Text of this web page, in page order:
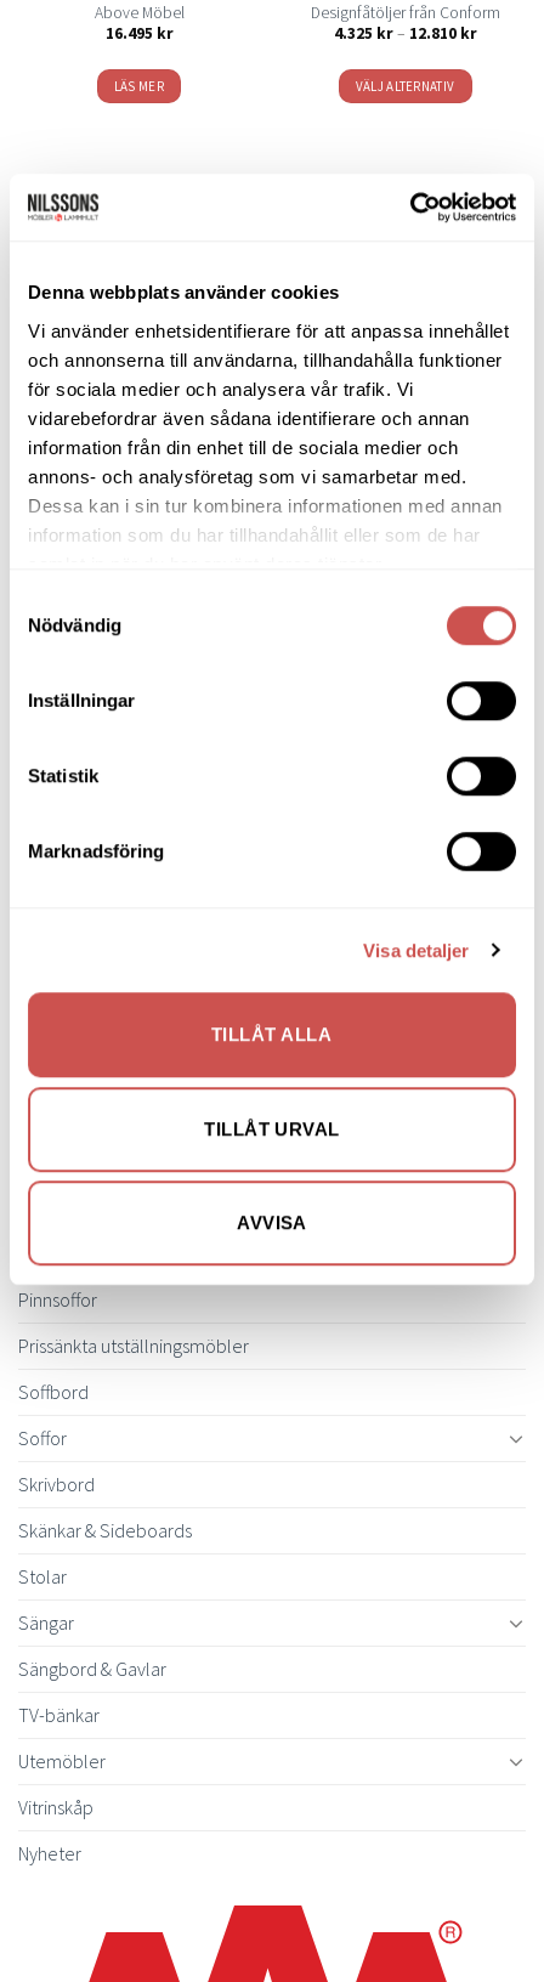
Denna webbplats använder cookies
Vi använder enhetsidentifierare för att anpassa innehållet
och annonserna till användarna, tillhandahålla funktioner
för sociala medier och analysera vår trafik. Vi
vidarebefordrar även sådana identifierare och annan
information från din enhet till de sociala medier och
annons- och analysföretag som vi samarbetar med.
Dessa kan i sin tur kombinera informationen med annan
information som du har tillhandahållit eller som de har
Nödvändig
Inställningar
Statistik
Marknadsföring
Visa detaljer
TILLÅT ALLA
TILLÅT URVAL
AVVISA
Above Möbel
16.495 kr
LÄS MER
Designfåtöljer från Conform
4.325 kr – 12.810 kr
VÄLJ ALTERNATIV
har
flera
alternativen
kan
väljas
på
produktsidan
Barstolar & Barpallar
Bokhyllor
Byråer
Bäddsoffor
Fåtöljer
Fårskinnsfåtöljer
Loungefåtöljer
Skinnfåtöljer
Ljusbelysta Glastavlor
Matgrupper
Möbelvård
Pinnsoffor
Prissänkta utställningsmöbler
Soffbord
Soffor
Skrivbord
Skänkar & Sideboards
Stolar
Sängar
Sängbord & Gavlar
TV-bänkar
Utemöbler
Vitrinskåp
Nyheter